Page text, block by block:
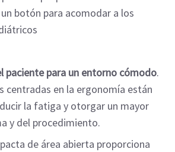
botón para acomodar a los
paciente para un entorno cómodo.
centradas en la ergonomía están
la fatiga y otorgar un mayor
y del procedimiento.
de área abierta proporciona